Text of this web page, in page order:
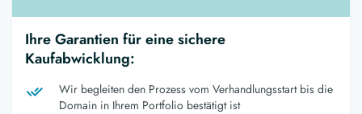
Ihre Garantien für eine sichere
Kaufabwicklung:
Wir begleiten den Prozess vom Verhandlungsstart bis die
Domain in Ihrem Portfolio bestätigt ist